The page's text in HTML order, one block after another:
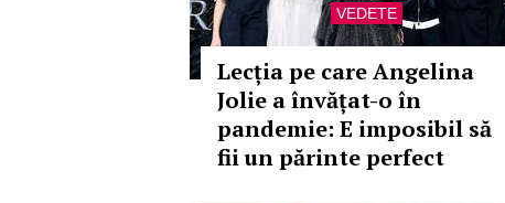
VEDETE
Lecția pe care Angelina
Jolie a învățat-o în
pandemie: E imposibil să
fii un părinte perfect